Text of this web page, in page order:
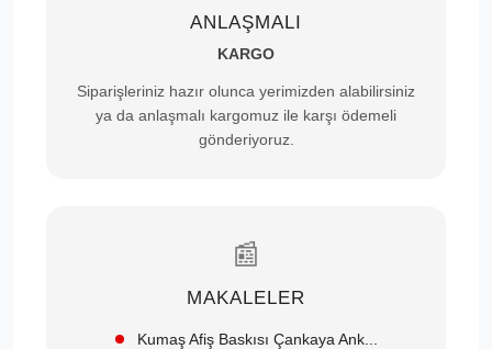
ANLAŞMALI
KARGO
Siparişleriniz hazır olunca yerimizden alabilirsiniz
ya da anlaşmalı kargomuz ile karşı ödemeli
gönderiyoruz.
📰
MAKALELER
Kumaş Afiş Baskısı Çankaya Ank...